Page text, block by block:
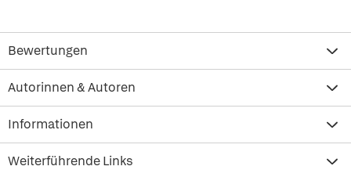
Bewertungen
Autorinnen & Autoren
Informationen
Weiterführende Links